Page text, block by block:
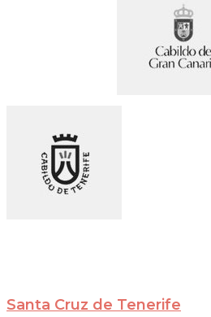
Santa Cruz de Tenerife